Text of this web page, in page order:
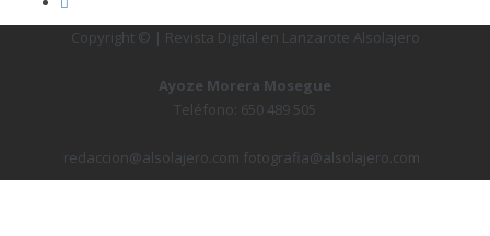
Copyright © | Revista Digital en Lanzarote Alsolajero
Ayoze Morera Mosegue
Teléfono: 650 489 505
redaccion@alsolajero.com fotografia@alsolajero.com